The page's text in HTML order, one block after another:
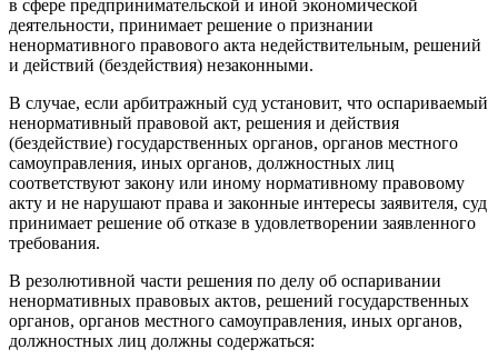
в сфере предпринимательской и иной экономической
деятельности, принимает решение о признании
ненормативного правового акта недействительным, решений
и действий (бездействия) незаконными.
В случае, если арбитражный суд установит, что оспариваемый
ненормативный правовой акт, решения и действия
(бездействие) государственных органов, органов местного
самоуправления, иных органов, должностных лиц
соответствуют закону или иному нормативному правовому
акту и не нарушают права и законные интересы заявителя, суд
принимает решение об отказе в удовлетворении заявленного
требования.
В резолютивной части решения по делу об оспаривании
ненормативных правовых актов, решений государственных
органов, органов местного самоуправления, иных органов,
должностных лиц должны содержаться: